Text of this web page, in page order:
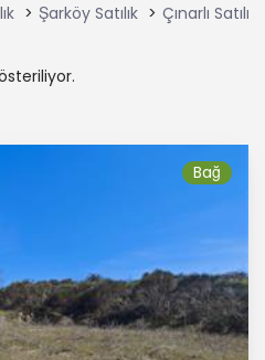
Şarköy Satılık Çınarlı Satılık
Bağ